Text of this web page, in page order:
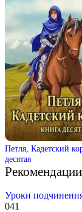
Петля, Кадетский
десятая
Уроки
041